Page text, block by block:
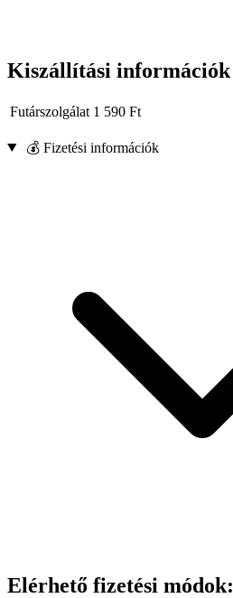
Kiszállítási információk
Futárszolgálat 1 590 Ft
💰 Fizetési információk
Elérhető fizetési módok: